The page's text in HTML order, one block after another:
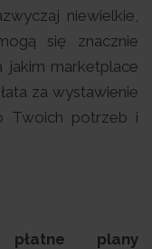
niewielkie,
się znacznie
jakim marketplace
za wystawienie
Twoich potrzeb i
plany